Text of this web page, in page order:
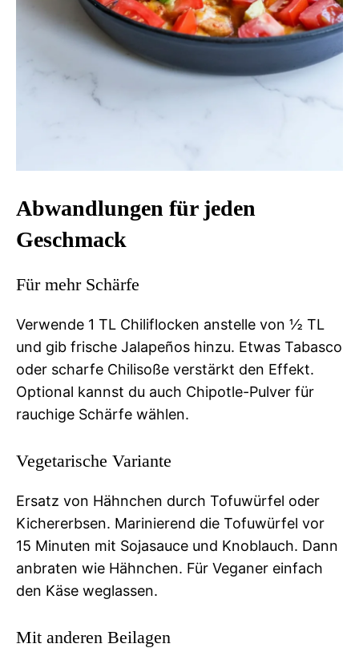
Abwandlungen für jeden
Geschmack
Für mehr Schärfe
Verwende 1 TL Chiliflocken anstelle von ½ TL
und gib frische Jalapeños hinzu. Etwas Tabasco
oder scharfe Chilisoße verstärkt den Effekt.
Optional kannst du auch Chipotle-Pulver für
rauchige Schärfe wählen.
Vegetarische Variante
Ersatz von Hähnchen durch Tofuwürfel oder
Kichererbsen. Marinierend die Tofuwürfel vor
15 Minuten mit Sojasauce und Knoblauch. Dann
anbraten wie Hähnchen. Für Veganer einfach
den Käse weglassen.
Mit anderen Beilagen